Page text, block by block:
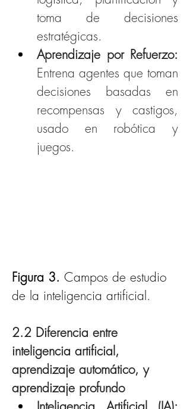
toma de decisiones
estratégicas.
Entrena agentes que toman
decisiones basadas en
recompensas y castigos,
usado en robótica y
juegos.
Figura 3. Campos de estudio
de la inteligencia artificial.
2.2 Diferencia entre
inteligencia artificial,
aprendizaje automático, y
aprendizaje profundo